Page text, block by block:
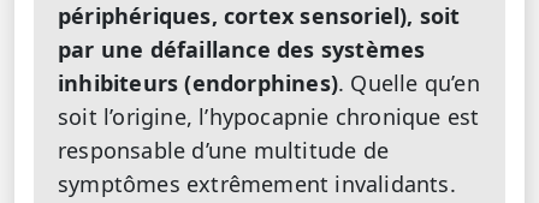
périphériques, cortex sensoriel), soit
par une défaillance des systèmes
inhibiteurs (endorphines). Quelle qu’en
soit l’origine, l’hypocapnie chronique est
responsable d’une multitude de
symptômes extrêmement invalidants.